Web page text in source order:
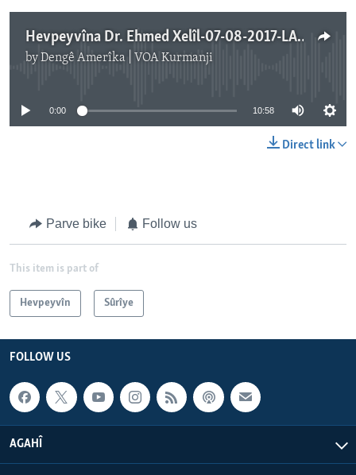
Hevpeyvîna Dr. Ehmed Xelîl-07-08-2017-LA.wav
byDengê Amerîka | VOA Kurmanji
No media source currently available
0:00 10:58
Direct link
Parve bike Follow us
This item is part of
Hevpeyvîn Sûrîye
FOLLOW US
AGAHÎ